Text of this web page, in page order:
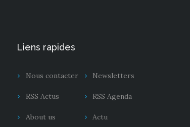
Liens rapides
Nous contacter Newsletters
RSS Actus RSS Agenda
About us Actu